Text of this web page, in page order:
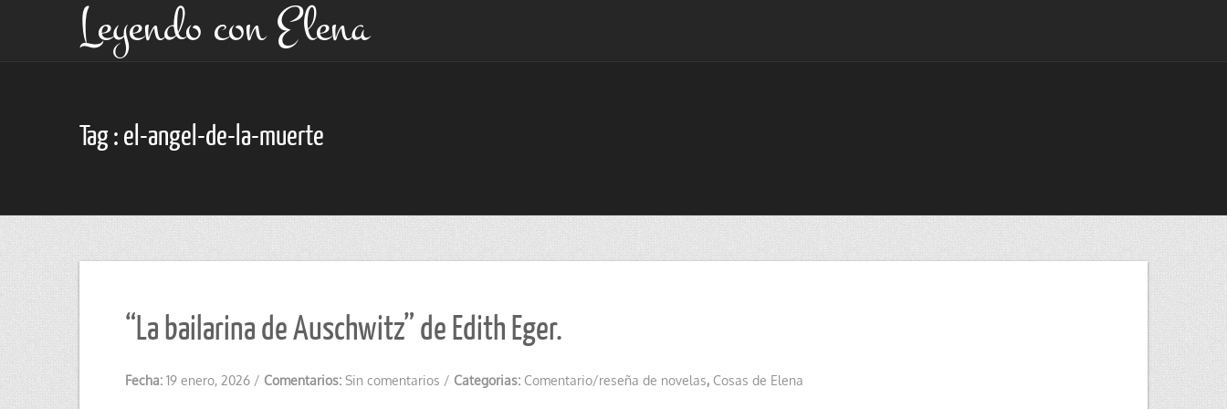
Leyendo con Elena
Tag : el-angel-de-la-muerte
“La bailarina de Auschwitz” de Edith Eger.
Fecha: 19 enero, 2026 / Comentarios: Sin comentarios / Categorias: Comentario/reseña de novelas, Cosas de Elena